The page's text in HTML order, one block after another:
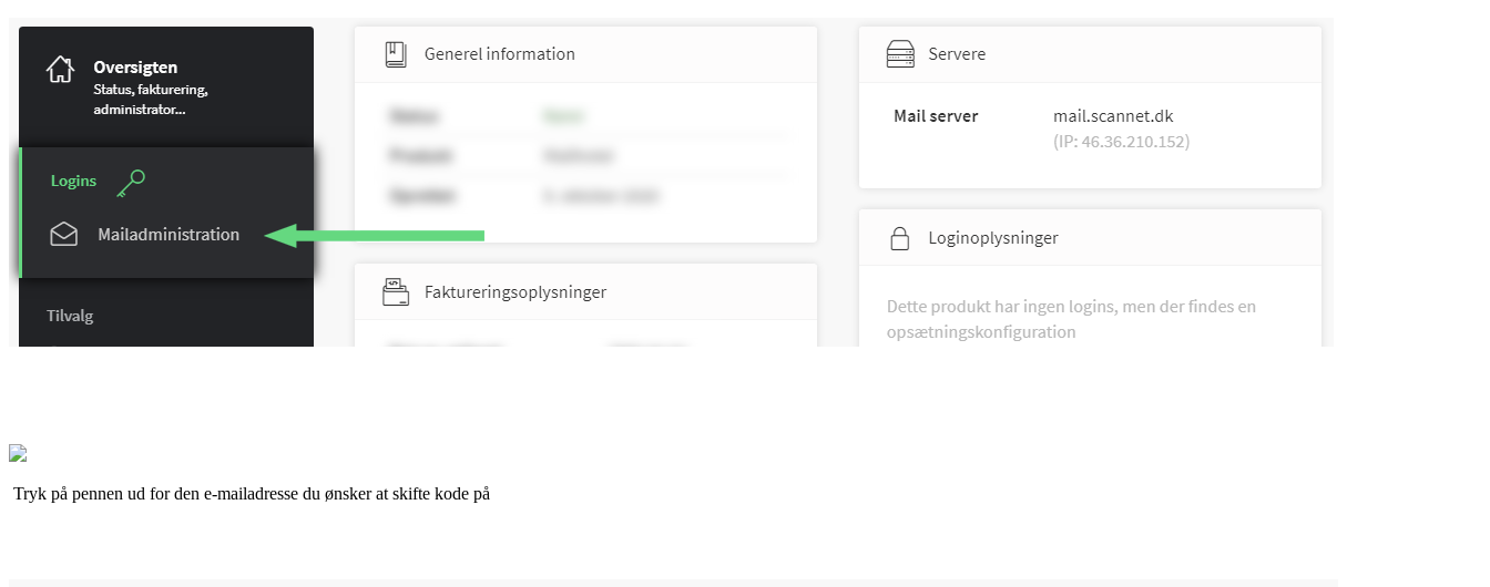
Tryk på pennen ud for den e-mailadresse du ønsker at skifte kode på